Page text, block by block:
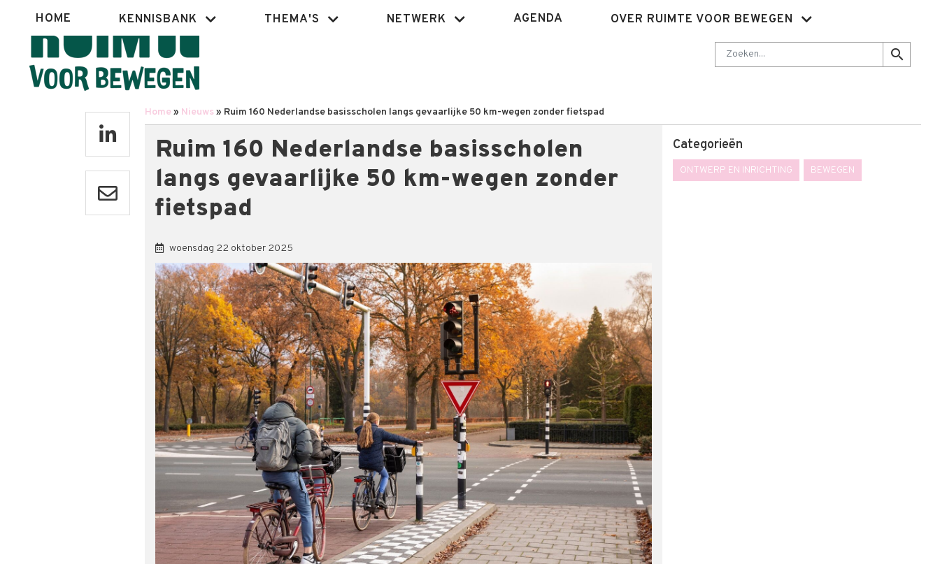
inhoud
Zoeken
search
Hoofdnavigatie
HOME KENNISBANK THEMA'S NETWERK AGENDA OVER RUIMTE VOOR BEWEGEN
Home Nieuws Ruim 160 Nederlandse basisscholen langs gevaarlijke 50 km-wegen zonder fietspad
Ruim 160 Nederlandse basisscholen
langs gevaarlijke 50 km-wegen zonder
fietspad
woensdag 22 oktober 2025
Categorieën
ONTWERP EN INRICHTING BEWEGEN